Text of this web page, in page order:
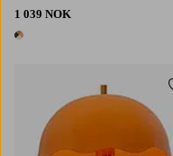
1 039 NOK
1 farge